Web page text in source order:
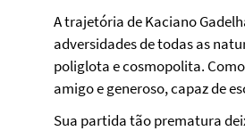
A trajetória de Kaciano
adversidades de todas as
poliglota e cosmopolita.
amigo e generoso, capaz de
Sua partida tão prematura